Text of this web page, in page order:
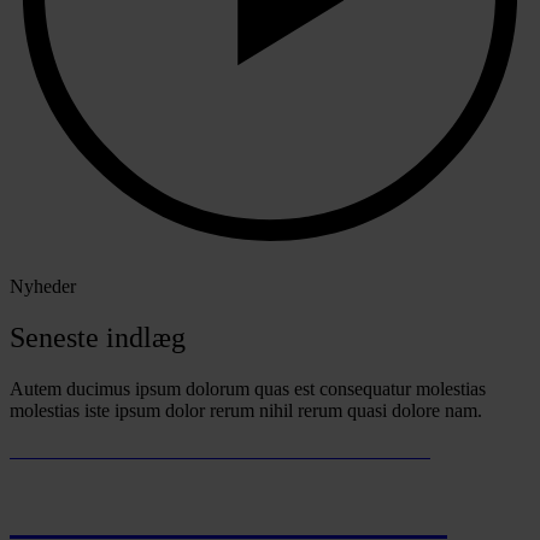
Nyheder
Seneste indlæg
Autem ducimus ipsum dolorum quas est consequatur molestias
molestias iste ipsum dolor rerum nihil rerum quasi dolore nam.